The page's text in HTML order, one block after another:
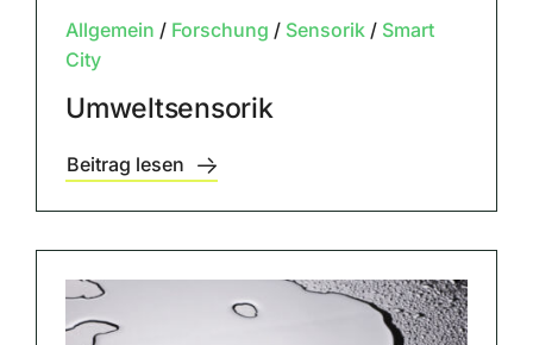
Allgemein / Forschung / Sensorik/ Smart
City
Umweltsensorik
Beitrag lesen